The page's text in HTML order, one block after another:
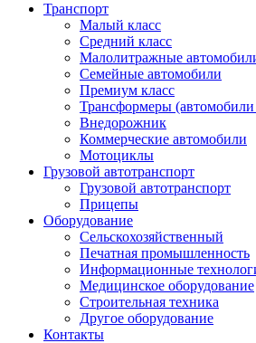
Транспорт
Малый класс
Средний класс
Малолитражные
Семейные автомобили
Премиум класс
Трансформеры
Внедорожник
Коммерческие автомобили
Мотоциклы
Грузовой автотранспорт
Грузовой автотранспорт
Прицепы
Оборудование
Сельскохозяйственный
Печатная промышленность
Информационные
Медицинское оборудование
Строительная техника
Другое оборудование
Контакты